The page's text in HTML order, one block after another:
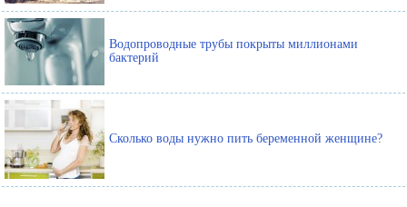
Водопроводные трубы покрыты миллионами
бактерий
Сколько воды нужно пить беременной женщине?